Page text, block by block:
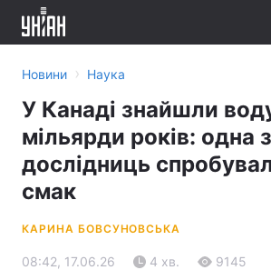
Новини › Наука
У Канаді знайшли
мільярди років: одна з
дослідниць
смак
КАРИНА БОВСУНОВСЬКА
08:42, 17.06.26 4 хв. 9145